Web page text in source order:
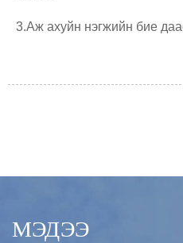
3.Аж ахуйн нэгжийн бие
МЭДЭЭ